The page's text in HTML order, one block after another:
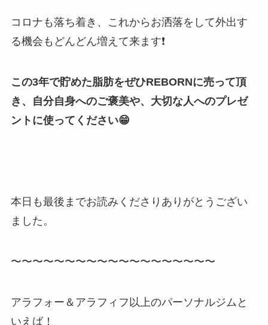
コロナも落ち着き、これからお洒落をして外出す
る機会もどんどん増えて来ます❗️
この3年で貯めた脂肪をぜひREBORNに売って頂
き、自分自身へのご褒美や、大切な人へのプレゼ
ントに使ってください😁
本日も最後までお読みくださりありがとうござい
ました。
〜〜〜〜〜〜〜〜〜〜〜〜〜〜〜〜〜〜〜
アラフォー＆アラフィフ以上のパーソナルジムと
いえば！